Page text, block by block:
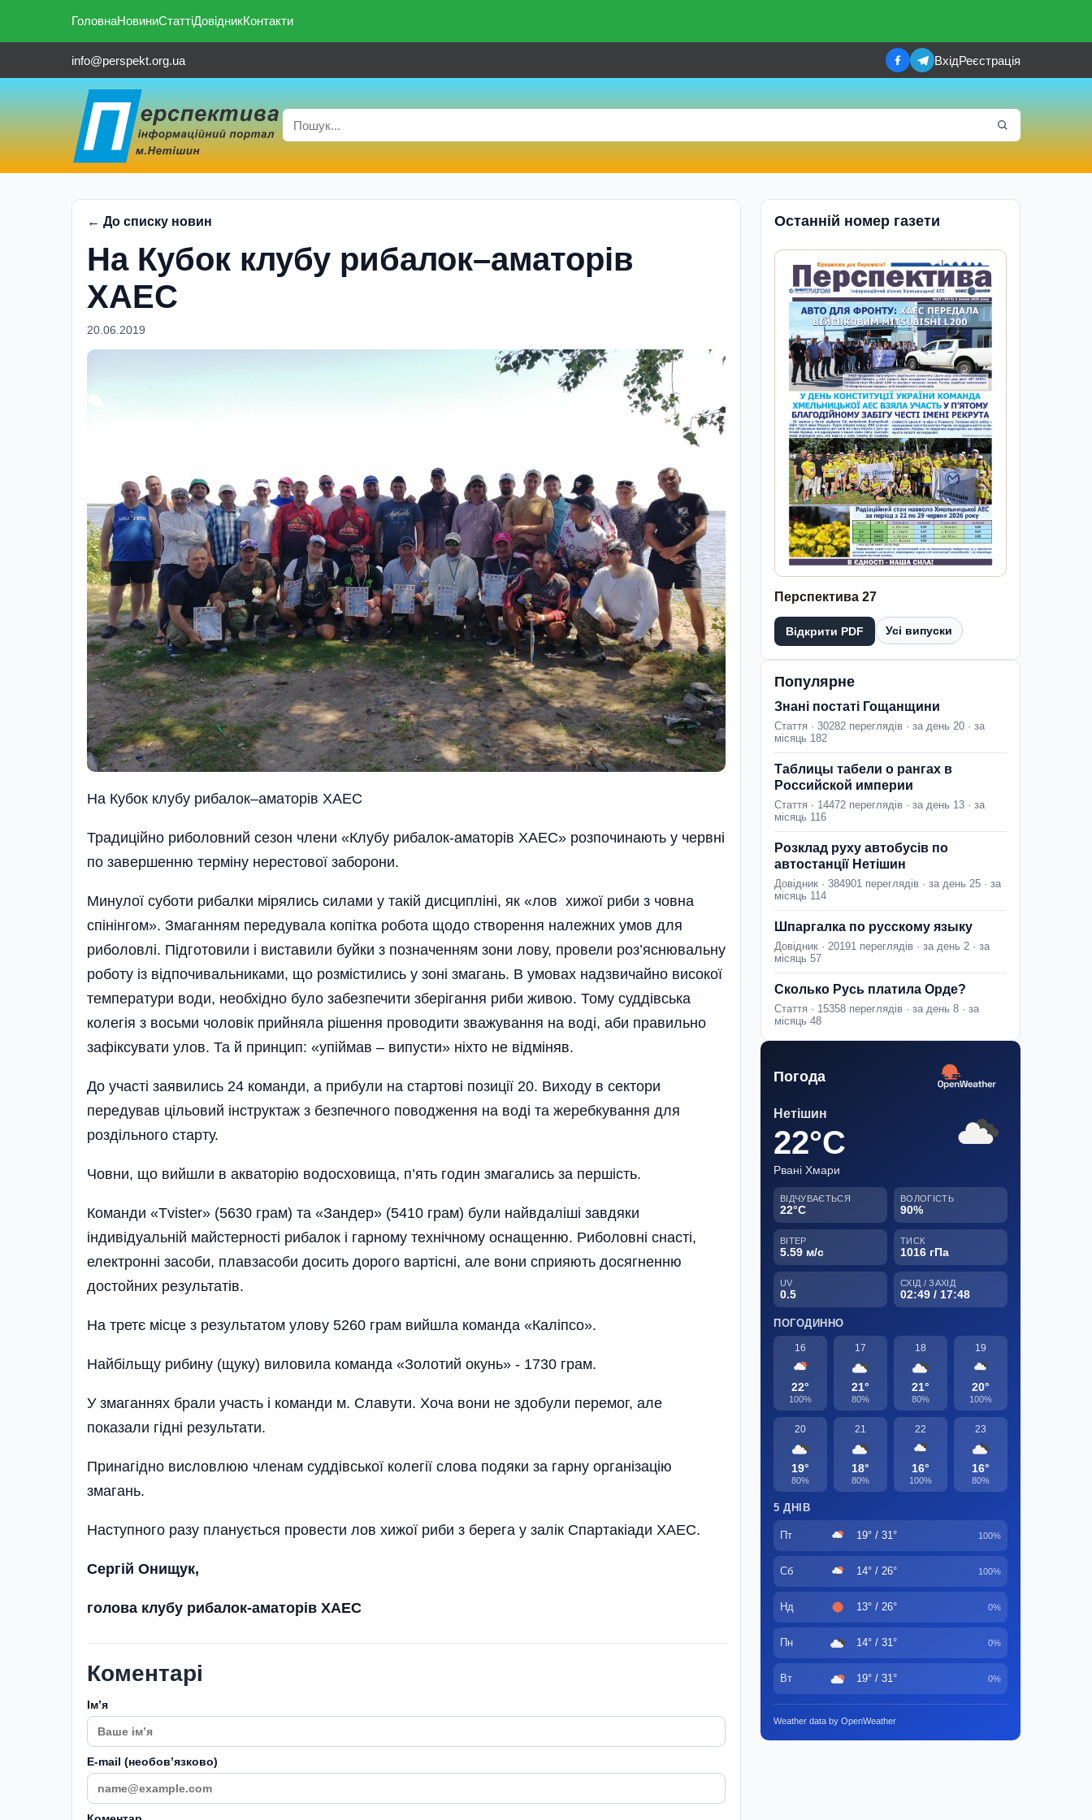
ГоловнаНовиниСтаттіДовідникКонтакти
info@perspekt.org.ua ВхідРеєстрація
← До списку новин
На Кубок клубу рибалок–аматорів
ХАЕС
20.06.2019
На Кубок клубу рибалок–аматорів ХАЕС
Традиційно риболовний сезон члени «Клубу рибалок-аматорів ХАЕС» розпочинають у червні
по завершенню терміну нерестової заборони.
Минулої суботи рибалки мірялись силами у такій дисципліні, як «лов хижої риби з човна
спінінгом». Змаганням передувала копітка робота щодо створення належних умов для
риболовлі. Підготовили і виставили буйки з позначенням зони лову, провели роз’яснювальну
роботу із відпочивальниками, що розмістились у зоні змагань. В умовах надзвичайно високої
температури води, необхідно було забезпечити зберігання риби живою. Тому суддівська
колегія з восьми чоловік прийняла рішення проводити зважування на воді, аби правильно
зафіксувати улов. Та й принцип: «упіймав – випусти» ніхто не відміняв.
До участі заявились 24 команди, а прибули на стартові позиції 20. Виходу в сектори
передував цільовий інструктаж з безпечного поводження на воді та жеребкування для
роздільного старту.
Човни, що вийшли в акваторію водосховища, п’ять годин змагались за першість.
Команди «Tvister» (5630 грам) та «Зандер» (5410 грам) були найвдаліші завдяки
індивідуальній майстерності рибалок і гарному технічному оснащенню. Риболовні снасті,
електронні засоби, плавзасоби досить дорого вартісні, але вони сприяють досягненню
достойних результатів.
На третє місце з результатом улову 5260 грам вийшла команда «Каліпсо».
Найбільщу рибину (щуку) виловила команда «Золотий окунь» - 1730 грам.
У змаганнях брали участь і команди м. Славути. Хоча вони не здобули перемог, але
показали гідні результати.
Принагідно висловлюю членам суддівської колегії слова подяки за гарну організацію
змагань.
Наступного разу планується провести лов хижої риби з берега у залік Спартакіади ХАЕС.
Сергій Онищук,
голова клубу рибалок-аматорів ХАЕС
Коментарі
Імʼя
E-mail (необовʼязково)
Останній номер газети
Перспектива 27
Відкрити PDF Усі випуски
Популярне
Знані постаті Гощанщини
Стаття · 30282 переглядів · за день 20 · за
місяць 182
Таблицы табели о рангах в
Российской империи
Стаття · 14472 переглядів · за день 13 · за
місяць 116
Розклад руху автобусів по
автостанції Нетішин
Довідник · 384901 переглядів · за день 25 · за
місяць 114
Шпаргалка по русскому языку
Довідник · 20191 переглядів · за день 2 · за
місяць 57
Сколько Русь платила Орде?
Стаття · 15358 переглядів · за день 8 · за
місяць 48
Погода
Нетішин
22°C
Рвані Хмари
ВІДЧУВАЄТЬСЯ
22°C
ВОЛОГІСТЬ
90%
ВІТЕР
5.59 м/с
ТИСК
1016 гПа
UV
0.5
СХІД / ЗАХІД
02:49 / 17:48
ПОГОДИННО
16
22°
100%
17
21°
80%
18
21°
80%
19
20°
100%
20
19°
80%
21
18°
80%
22
16°
100%
23
16°
80%
5 ДНІВ
Пт 19° / 31° 100%
Сб 14° / 26° 100%
Нд 13° / 26° 0%
Пн 14° / 31° 0%
Вт 19° / 31° 0%
Weather data by OpenWeather